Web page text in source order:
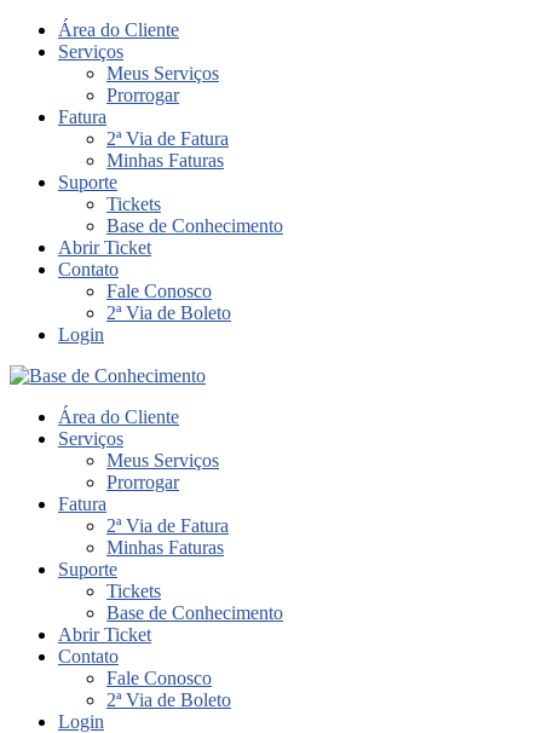
Área do Cliente
Serviços
Meus Serviços
Prorrogar
Fatura
2ª Via de Fatura
Minhas Faturas
Suporte
Tickets
Base de Conhecimento
Abrir Ticket
Contato
Fale Conosco
2ª Via de Boleto
Login
Área do Cliente
Serviços
Meus Serviços
Prorrogar
Fatura
2ª Via de Fatura
Minhas Faturas
Suporte
Tickets
Base de Conhecimento
Abrir Ticket
Contato
Fale Conosco
2ª Via de Boleto
Login